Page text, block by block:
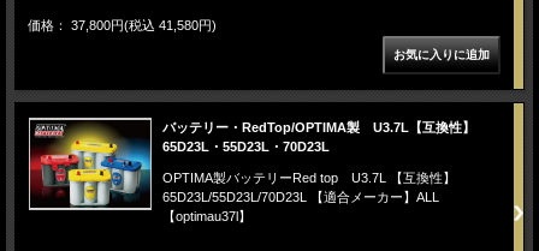
価格： 37,800円(税込 41,580円)
バッテリー・RedTop/OPTIMA製 U3.7L【互換性】
65D23L・55D23L・70D23L
OPTIMA製バッテリーRed top U3.7L 【互換性】
65D23L/55D23L/70D23L 【適合メーカー】ALL
【optimau37l】